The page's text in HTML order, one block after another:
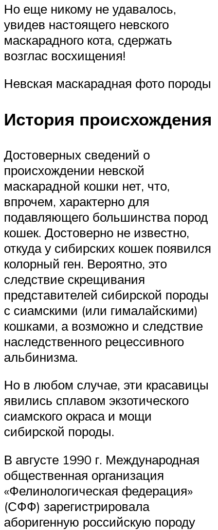
Но еще никому не удавалось,
увидев настоящего невского
маскарадного кота, сдержать
возглас восхищения!
Невская маскарадная фото породы
История происхождения
Достоверных сведений о
происхождении невской
маскарадной кошки нет, что,
впрочем, характерно для
подавляющего большинства пород
кошек. Достоверно не известно,
откуда у сибирских кошек появился
колорный ген. Вероятно, это
следствие скрещивания
представителей сибирской породы
с сиамскими (или гималайскими)
кошками, а возможно и следствие
наследственного рецессивного
альбинизма.
Но в любом случае, эти красавицы
явились сплавом экзотического
сиамского окраса и мощи
сибирской породы.
В августе 1990 г. Международная
общественная организация
«Фелинологическая федерация»
(СФФ) зарегистрировала
аборигенную российскую породу